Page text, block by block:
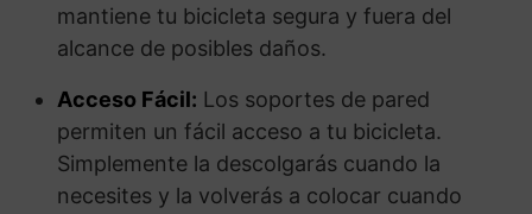
mantiene tu bicicleta segura y fuera del
alcance de posibles daños.
Acceso Fácil: Los soportes de pared
permiten un fácil acceso a tu bicicleta.
Simplemente la descolgarás cuando la
necesites y la volverás a colocar cuando